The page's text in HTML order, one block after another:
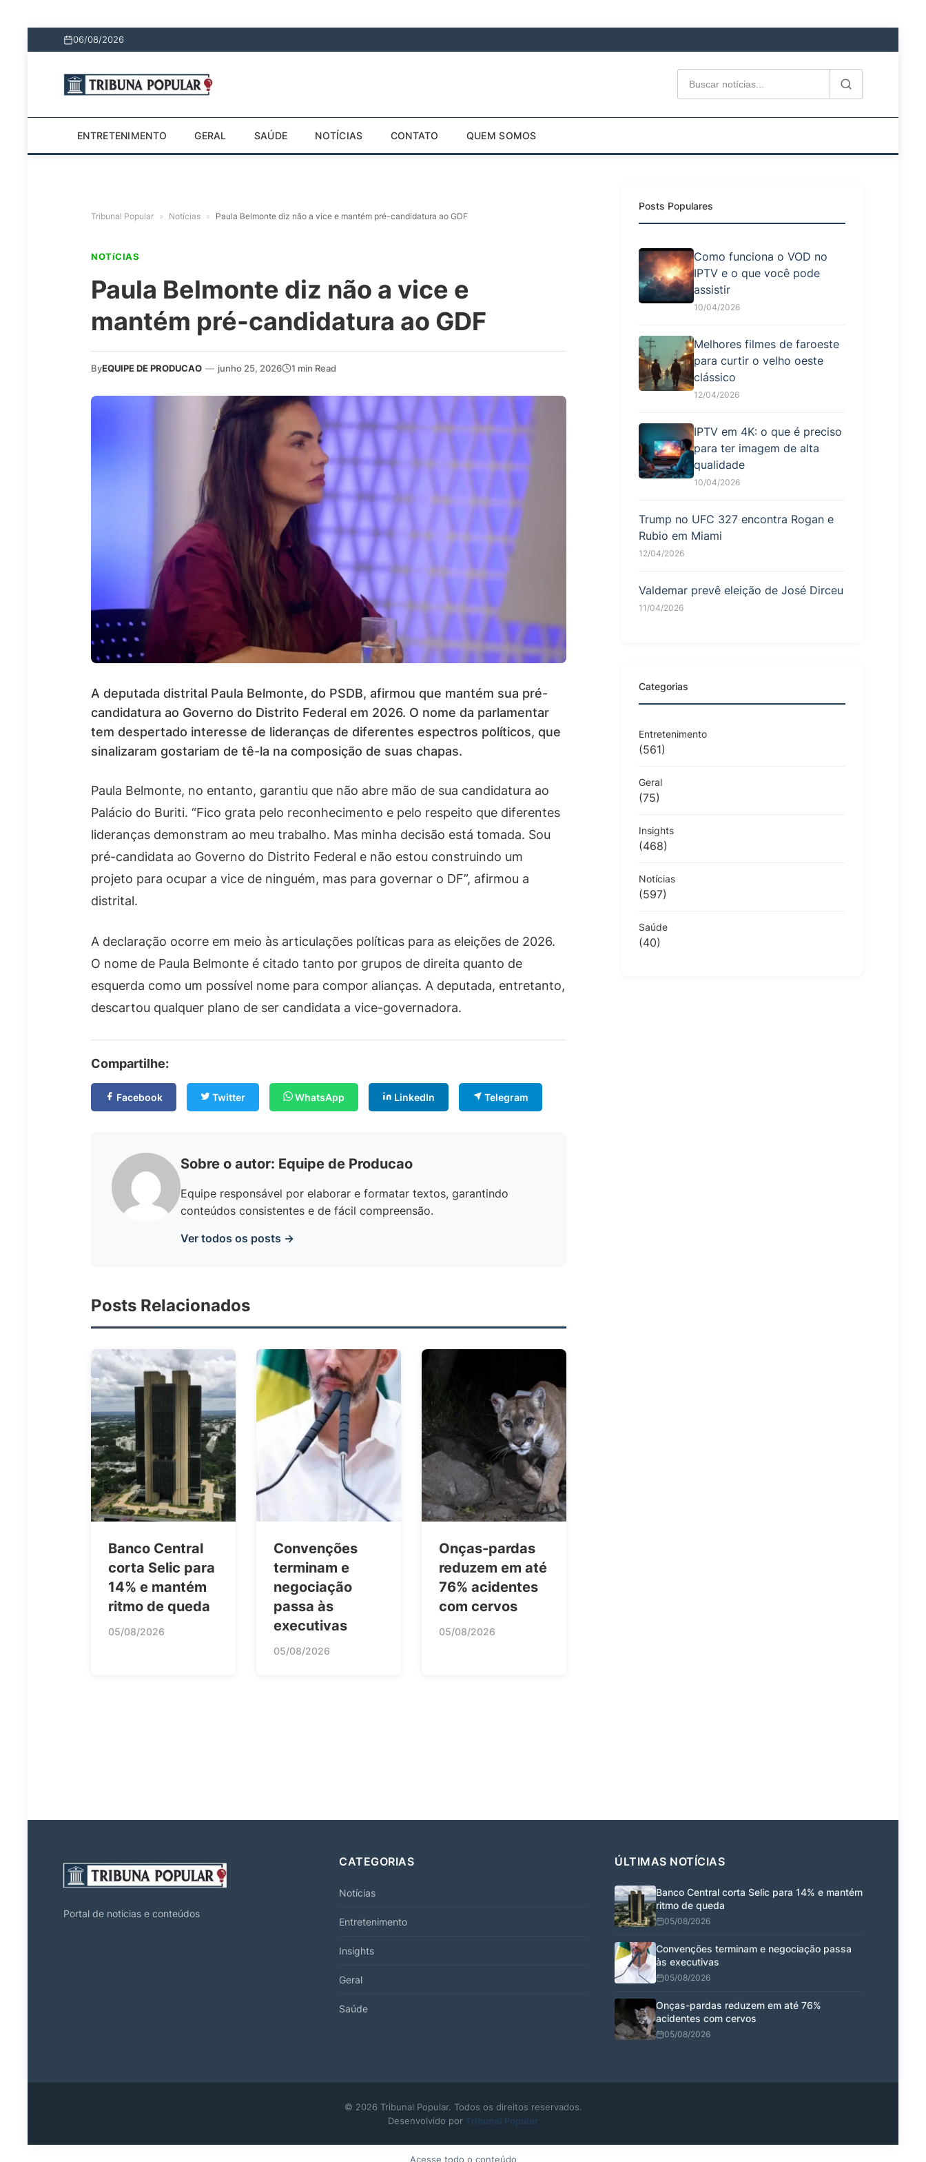
06/08/2026
ENTRETENIMENTO GERAL SAÚDE NOTÍCIAS CONTATO QUEM SOMOS
Tribunal Popular » Notícias » Paula Belmonte diz não a vice e mantém pré-candidatura ao GDF
NOTíCIAS
Paula Belmonte diz não a vice e
mantém pré-candidatura ao GDF
ByEQUIPE DE PRODUCAO — junho 25, 2026 1 min Read
A deputada distrital Paula Belmonte, do PSDB, afirmou que mantém sua pré-
candidatura ao Governo do Distrito Federal em 2026. O nome da parlamentar
tem despertado interesse de lideranças de diferentes espectros políticos, que
sinalizaram gostariam de tê-la na composição de suas chapas.
Paula Belmonte, no entanto, garantiu que não abre mão de sua candidatura ao
Palácio do Buriti. “Fico grata pelo reconhecimento e pelo respeito que diferentes
lideranças demonstram ao meu trabalho. Mas minha decisão está tomada. Sou
pré-candidata ao Governo do Distrito Federal e não estou construindo um
projeto para ocupar a vice de ninguém, mas para governar o DF”, afirmou a
distrital.
A declaração ocorre em meio às articulações políticas para as eleições de 2026.
O nome de Paula Belmonte é citado tanto por grupos de direita quanto de
esquerda como um possível nome para compor alianças. A deputada, entretanto,
descartou qualquer plano de ser candidata a vice-governadora.
Compartilhe:
Facebook Twitter WhatsApp LinkedIn Telegram
Sobre o autor: Equipe de Producao
Equipe responsável por elaborar e formatar textos, garantindo
conteúdos consistentes e de fácil compreensão.
Ver todos os posts →
Posts Relacionados
Banco Central
corta Selic para
14% e mantém
ritmo de queda
05/08/2026
Convenções
terminam e
negociação
passa às
executivas
05/08/2026
Onças-pardas
reduzem em até
76% acidentes
com cervos
05/08/2026
Posts Populares
Como funciona o VOD no
IPTV e o que você pode
assistir
10/04/2026
Melhores filmes de faroeste
para curtir o velho oeste
clássico
12/04/2026
IPTV em 4K: o que é preciso
para ter imagem de alta
qualidade
10/04/2026
Trump no UFC 327 encontra Rogan e
Rubio em Miami
12/04/2026
Valdemar prevê eleição de José Dirceu
11/04/2026
Categorias
Entretenimento
(561)
Geral
(75)
Insights
(468)
Notícias
(597)
Saúde
(40)
Portal de noticias e conteúdos
CATEGORIAS
Notícias
Entretenimento
Insights
Geral
Saúde
ÚLTIMAS NOTÍCIAS
Banco Central corta Selic para 14% e mantém
ritmo de queda
05/08/2026
Convenções terminam e negociação passa
às executivas
05/08/2026
Onças-pardas reduzem em até 76%
acidentes com cervos
05/08/2026
© 2026 Tribunal Popular. Todos os direitos reservados.
Desenvolvido por Tribunal Popular
Acesse todo o conteúdo